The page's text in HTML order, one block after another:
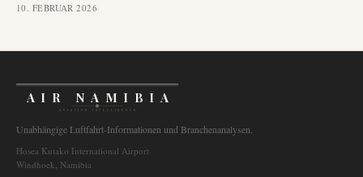
10. FEBRUAR 2026
AIR NAMIBIA
AVIATION INTELLIGENCE
Unabhängige Luftfahrt-Informationen und Branchenanalysen.
Hosea Kutako International Airport
Windhoek, Namibia